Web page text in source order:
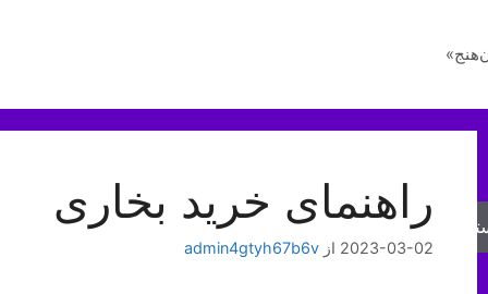
راهنمای خرید بخاری
2023-03-02 از admin4gtyh67b6v